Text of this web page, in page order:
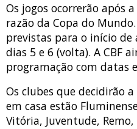
Os jogos ocorrerão após
razão da Copa do
previstas para o início de
dias 5 e 6 (volta). A CBF
programação com datas
Os clubes que decidirão
em casa estão
Vitória, Juventude,